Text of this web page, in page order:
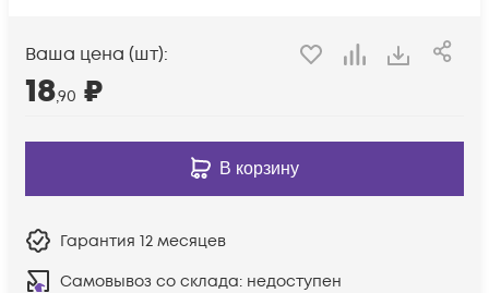
Ваша цена (шт):
18,90 ₽
В корзину
Гарантия 12 месяцев
Самовывоз со склада: недоступен